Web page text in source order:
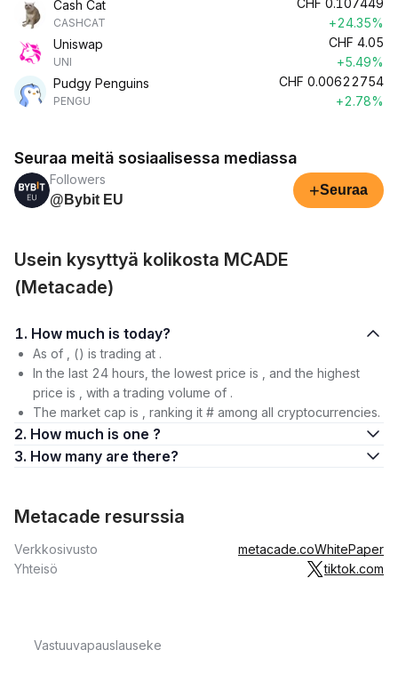
Cash Cat
CASHCAT
CHF 0.107449
+24.35%
Uniswap
UNI
CHF 4.05
+5.49%
Pudgy Penguins
PENGU
CHF 0.00622754
+2.78%
Seuraa meitä sosiaalisessa mediassa
Followers
@Bybit EU
+Seuraa
Usein kysyttyä kolikosta MCADE
(Metacade)
1. How much is today?
As of , () is trading at .
In the last 24 hours, the lowest price is , and the highest
price is , with a trading volume of .
The market cap is , ranking it # among all cryptocurrencies.
2. How much is one ?
3. How many are there?
Metacade resurssia
Verkkosivusto metacade.coWhitePaper
Yhteisö
tiktok.com
Vastuuvapauslauseke